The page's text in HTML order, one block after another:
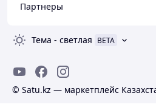
Страна производства
Упаковка
Поставляется в упаковках по
Партнеры
Тема - светлая BETA
© Satu.kz — маркетплейс